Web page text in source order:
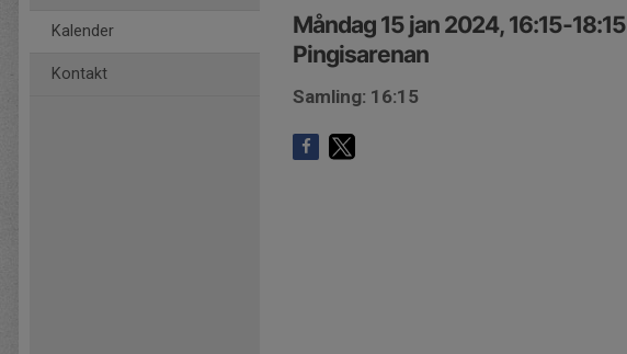
Kalender
Kontakt
Måndag 15 jan 2024, 16:15-18:15
Pingisarenan
Samling: 16:15